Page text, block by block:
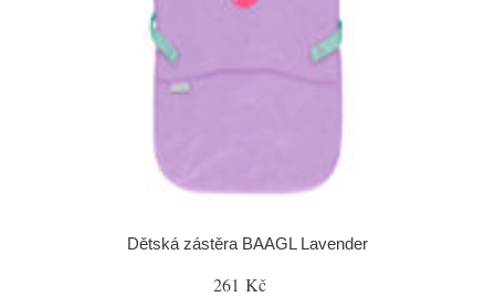
Dětská zástěra BAAGL Lavender
261 Kč